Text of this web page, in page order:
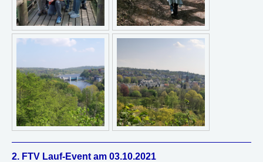
2. FTV Lauf-Event am 03.10.2021